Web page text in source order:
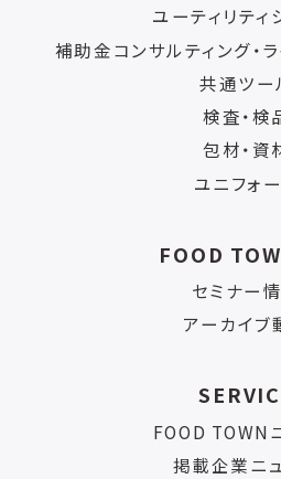
ユーティリティ
補助金コンサルティング・
共通ツー
検査・検
包材・資
ユニフォ
FOOD
セミナー
アーカイブ
FOOD TOWN
掲載企業ニ